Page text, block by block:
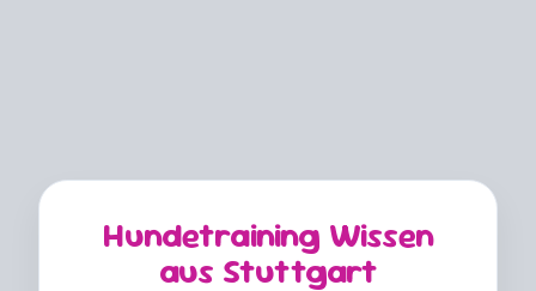
Hundetraining Wissen
aus Stuttgart